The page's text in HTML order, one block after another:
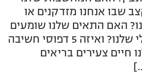
שבו אנחנו מזדקנים או
האם התאים שלנו שומעים
את המצב המנטלי שלנו? ואיזה 5 דפוסי חשיבה
חיים צעירים בריאים